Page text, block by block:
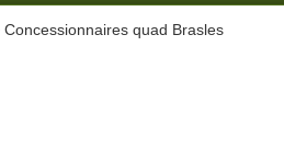
Concessionnaires quad Brasles